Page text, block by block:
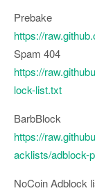
Prebake
https://
Spam 404
https://
lock-list.txt
BarbBlock
https://
acklists/adblock-
NoCoin Adblock